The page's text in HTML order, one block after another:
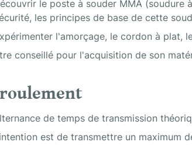
le poste à souder MMA (soudure
les principes de base de cette
l'amorçage, le cordon à plat,
conseillé pour l'acquisition de son
de temps de transmission
est de transmettre un maximum